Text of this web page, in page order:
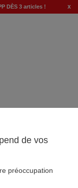
DÈS 3 articles ! x
de vos
préoccupation